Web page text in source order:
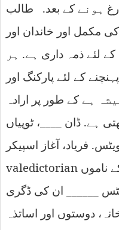
ہونے کے بعد.
طالب
کی مکمل اور خاندان اور
کے لئے ذمہ داری ہے. ہر
پہنچنے کے لئے پارکنگ اور
ہے کے طور پر
ارادہ
ہے. ڈان ،
. فریاد، آغاز
valedictorian ناموں
ان کی ڈگری
دوستوں اور اساتذہ